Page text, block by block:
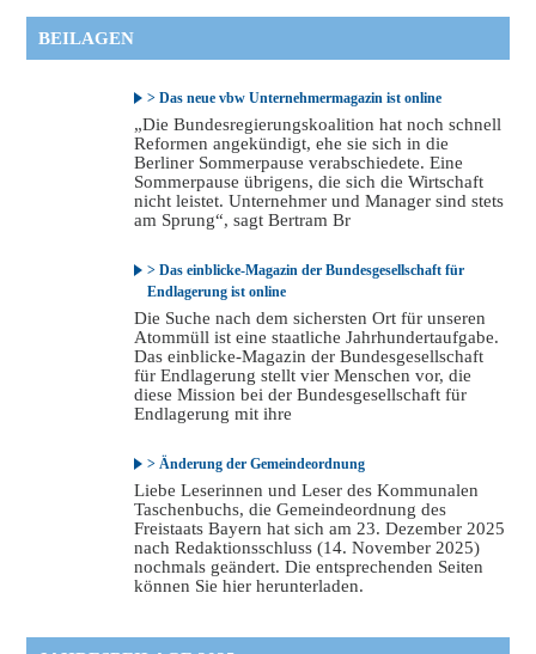
BEILAGEN
> Das neue vbw Unternehmermagazin ist online
„Die Bundesregierungskoalition hat noch schnell
Reformen angekündigt, ehe sie sich in die
Berliner Sommerpause verabschiedete. Eine
Sommerpause übrigens, die sich die Wirtschaft
nicht leistet. Unternehmer und Manager sind stets
am Sprung“, sagt Bertram Br
> Das einblicke-Magazin der Bundesgesellschaft für
Endlagerung ist online
Die Suche nach dem sichersten Ort für unseren
Atommüll ist eine staatliche Jahrhundertaufgabe.
Das einblicke-Magazin der Bundesgesellschaft
für Endlagerung stellt vier Menschen vor, die
diese Mission bei der Bundesgesellschaft für
Endlagerung mit ihre
> Änderung der Gemeindeordnung
Liebe Leserinnen und Leser des Kommunalen
Taschenbuchs, die Gemeindeordnung des
Freistaats Bayern hat sich am 23. Dezember 2025
nach Redaktionsschluss (14. November 2025)
nochmals geändert. Die entsprechenden Seiten
können Sie hier herunterladen.